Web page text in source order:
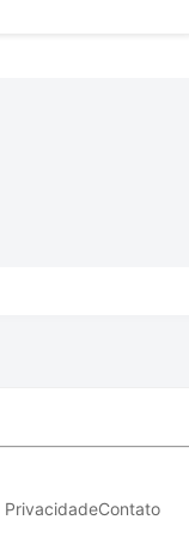
PrivacidadeContato